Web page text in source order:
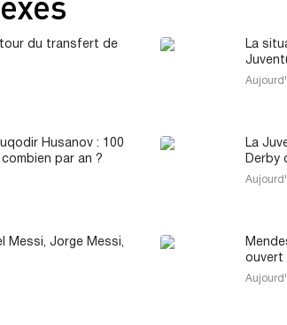
du transfert de
La
Husanov : 100
par an ?
La
Derby
Messi, Jorge Messi,
ouvert